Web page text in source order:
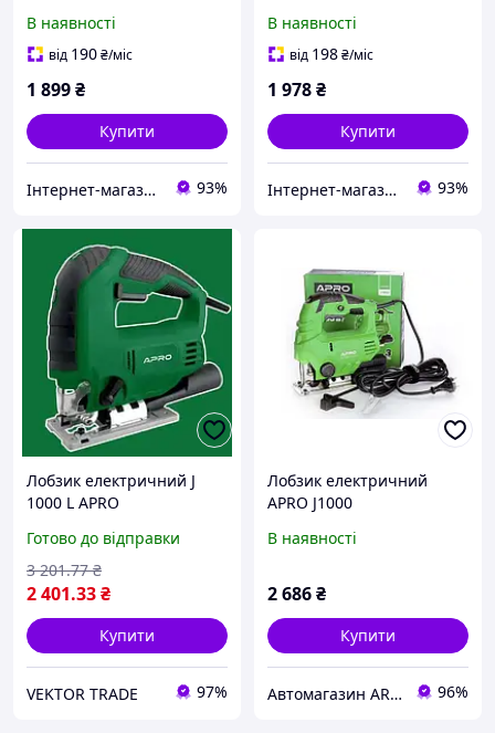
В наявності
від 190₴/міс
1 899₴
Купити
Інтернет-магазин "MiLSi" 93%
В наявності
від 198₴/міс
1 978₴
Купити
Інтернет-магазин "MiLSi" 93%
Лобзик електричний J
1000 L APRO
Готово до відправки
2 401.33₴
3 201.77 ₴
Купити
VEKTOR TRADE 97%
Лобзик електричний
APRO J1000
В наявності
2 686₴
Купити
Автомагазин ARKdetali - запчастини, ремонт та догляд за авто 96%